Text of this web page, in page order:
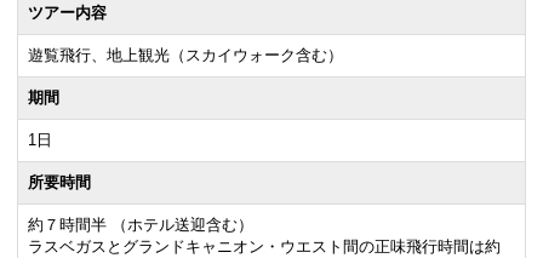
ツアー内容
遊覧飛行、地上観光（スカイウォーク含む）
期間
1日
所要時間
約７時間半 （ホテル送迎含む）
ラスベガスとグランドキャニオン・ウエスト間の正味飛行時間は約